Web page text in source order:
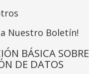
Nuestro Boletín!
BÁSICA SOBRE
DE DATOS